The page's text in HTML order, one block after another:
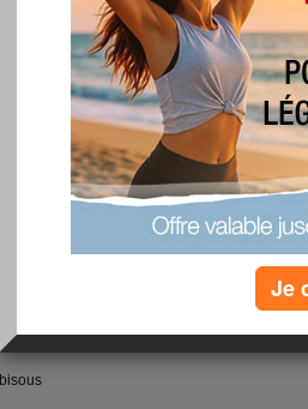
décision
publié le 26/06/2013 à 07:43
je suis toujours au meme point j'ai meme
je suis lourde je n'arrive pas à mettre mes
rien ne va plus, j
j'ai un mariage ce we je n'ai meme pas eu
sinon je vais voir le chirurgien vendredi pour
a suivre
bisous
Je